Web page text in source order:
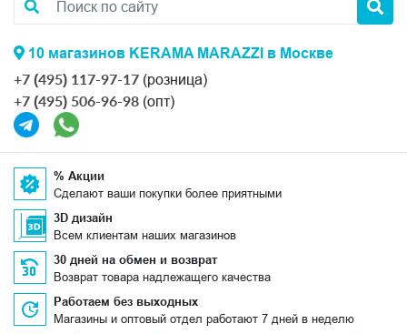
10 магазинов KERAMA MARAZZI в Москве
+7 (495) 117-97-17 (розница)
+7 (495) 506-96-98 (опт)
% Акции
Сделают ваши покупки более приятными
3D дизайн
Всем клиентам наших магазинов
30 дней на обмен и возврат
Возврат товара надлежащего качества
Работаем без выходных
Магазины и оптовый отдел работают 7 дней в неделю